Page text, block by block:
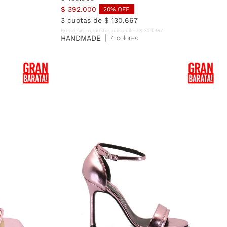
$ 392.000 20% OFF
3cuotas de $ 130.667
Precio sin impuestos nacionales: $ 323 967
HANDMADE 4 colores